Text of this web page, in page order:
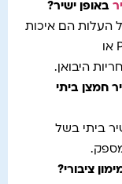
באופן ישיר?
העלות הם איכות
המכשיר, מספר זרמי החמצן (PULSE או
חמצן ביתי
ביתי בשל
מספק.
ציבורי?